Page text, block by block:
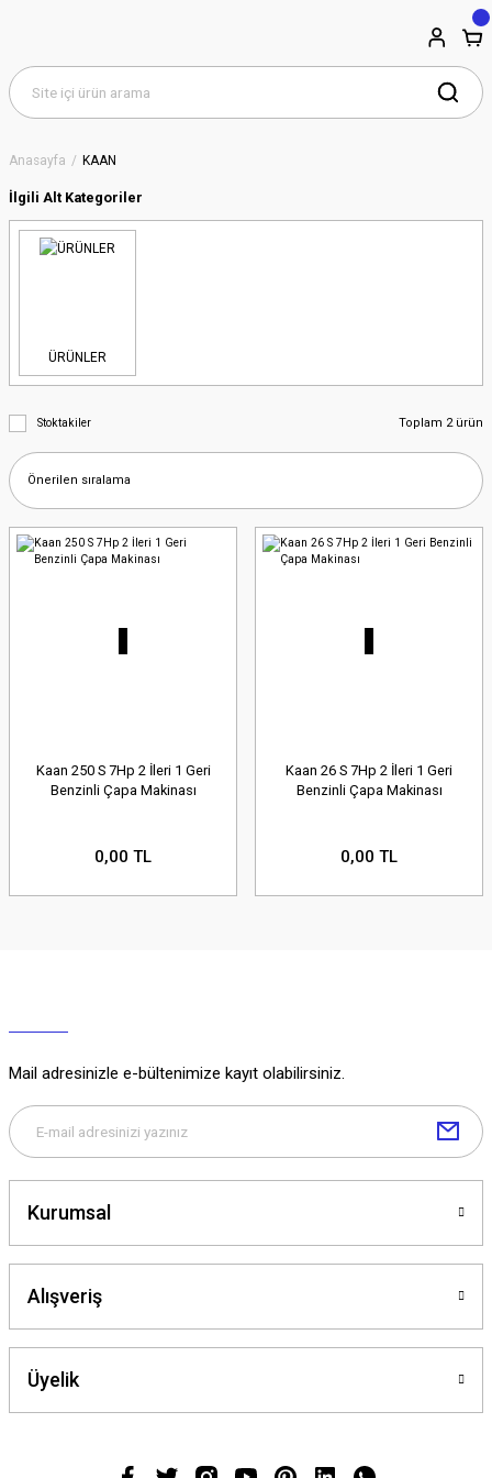
Anasayfa KAAN
İlgili Alt Kategoriler
ÜRÜNLER
Stoktakiler Toplam 2 ürün
Kaan 250 S 7Hp 2 İleri 1 Geri
Benzinli Çapa Makinası
0,00 TL
Kaan 26 S 7Hp 2 İleri 1 Geri
Benzinli Çapa Makinası
0,00 TL
Mail adresinizle e-bültenimize kayıt olabilirsiniz.
Kurumsal
Alışveriş
Üyelik